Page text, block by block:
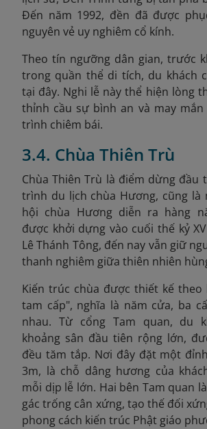
Đến năm 1992, đền đã được
nguyên vẻ uy nghiêm cổ kính.
Theo tín ngưỡng dân gian, trước
trong quần thể di tích, du khách
tại đây. Nghi lễ này thể hiện lòng
thỉnh cầu sự bình an và may
trình chiêm bái.
3.4. Chùa Thiên Trù
Chùa Thiên Trù là điểm dừng đầu
trình du lịch chùa Hương, cũng là
hội chùa Hương diễn ra hàng
được khởi dựng vào cuối thế kỷ
Lê Thánh Tông, đến nay vẫn giữ
thanh nghiêm giữa thiên nhiên
Kiến trúc chùa được thiết kế theo
tam cấp", nghĩa là năm cửa, ba
nhau. Từ cổng Tam quan, du
khoảng sân đầu tiên rộng lớn,
đều tăm tắp. Nơi đây đặt một
3m, là chỗ dâng hương của
mỗi dịp lễ lớn. Hai bên Tam quan
gác trống cân xứng, tạo thế đối
phong cách kiến trúc Phật giáo